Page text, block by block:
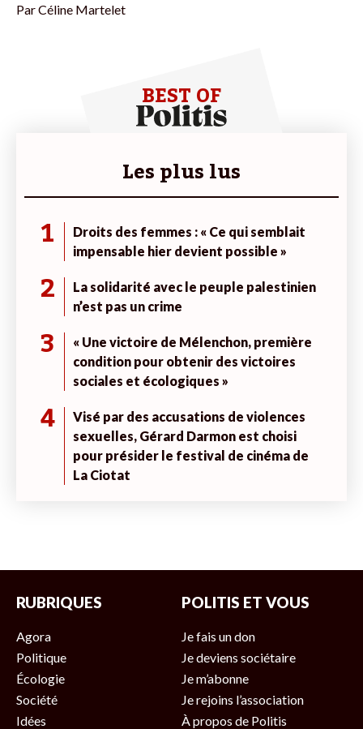
ParCéline Martelet
BEST OF
Les plus lus
1
Droits des femmes : « Ce qui semblait
impensable hier devient possible »
2
La solidarité avec le peuple palestinien
n’est pas un crime
3
« Une victoire de Mélenchon, première
condition pour obtenir des victoires
sociales et écologiques »
4
Visé par des accusations de violences
sexuelles, Gérard Darmon est choisi
pour présider le festival de cinéma de
La Ciotat
RUBRIQUES
Agora
Politique
Écologie
Société
Idées
POLITIS ET VOUS
Je fais un don
Je deviens sociétaire
Je m’abonne
Je rejoins l’association
À propos de Politis